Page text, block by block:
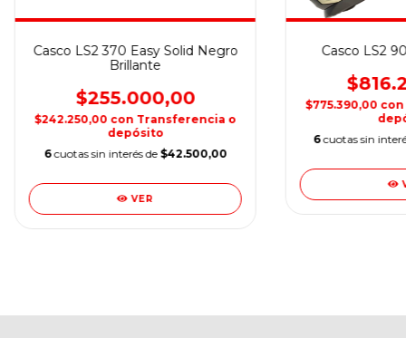
Casco LS2 370 Easy Solid Negro
Brillante
$255.000,00
$242.250,00 con Transferencia o
depósito
6 cuotas sin interés de $42.500,00
VER
Casco LS2
$775.390,00 con
6 cuotas sin